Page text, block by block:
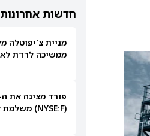
חדשות אחרונות
(NYSE:F) משלמת את המחיר